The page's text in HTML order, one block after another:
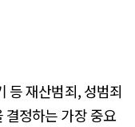
등 재산범죄, 성범죄
결정하는 가장 중요